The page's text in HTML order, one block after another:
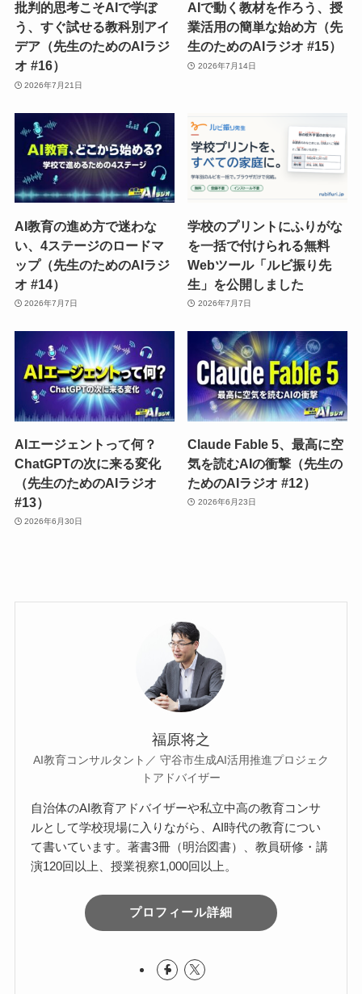
批判的思考こそAIで学ぼ
う、すぐ試せる教科別アイ
デア（先生のためのAIラジ
オ #16）
2026年7月21日
AIで動く教材を作ろう、授
業活用の簡単な始め方（先
生のためのAIラジオ #15）
2026年7月14日
AI教育の進め方で迷わな
い、4ステージのロードマ
ップ（先生のためのAIラジ
オ #14）
2026年7月7日
学校のプリントにふりがな
を一括で付けられる無料
Webツール「ルビ振り先
生」を公開しました
2026年7月7日
AIエージェントって何？
ChatGPTの次に来る変化
（先生のためのAIラジオ
#13）
2026年6月30日
Claude Fable 5、最高に空
気を読むAIの衝撃（先生の
ためのAIラジオ #12）
2026年6月23日
福原将之
AI教育コンサルタント／ 守谷市生成AI活用推進プロジェク
トアドバイザー
自治体のAI教育アドバイザーや私立中高の教育コンサ
ルとして学校現場に入りながら、AI時代の教育につい
て書いています。著書3冊（明治図書）、教員研修・講
演120回以上、授業視察1,000回以上。
プロフィール詳細